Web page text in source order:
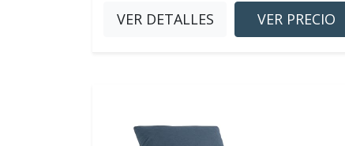
VER DETALLES VER PRECIO